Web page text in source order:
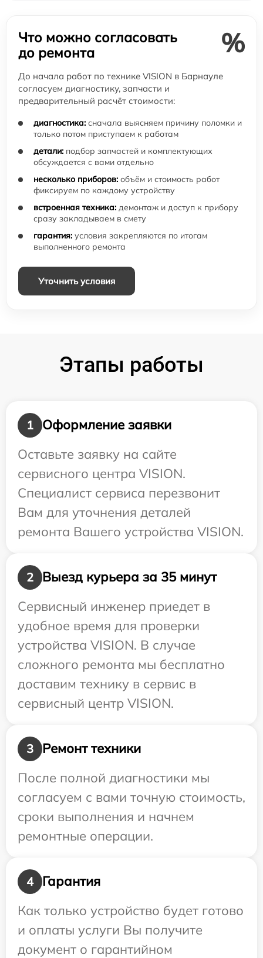
Что можно согласовать
до ремонта
%
До начала работ по технике VISION в Барнауле
согласуем диагностику, запчасти и
предварительный расчёт стоимости:
диагностика: сначала выясняем причину поломки и
только потом приступаем к работам
детали: подбор запчастей и комплектующих
обсуждается с вами отдельно
несколько приборов: объём и стоимость работ
фиксируем по каждому устройству
встроенная техника: демонтаж и доступ к прибору
сразу закладываем в смету
гарантия: условия закрепляются по итогам
выполненного ремонта
Уточнить условия
Этапы работы
1
Оформление заявки
Оставьте заявку на сайте
сервисного центра VISION.
Специалист сервиса перезвонит
Вам для уточнения деталей
ремонта Вашего устройства VISION.
2
Выезд курьера за 35 минут
Сервисный инженер приедет в
удобное время для проверки
устройства VISION. В случае
сложного ремонта мы бесплатно
доставим технику в сервис в
сервисный центр VISION.
3
Ремонт техники
После полной диагностики мы
согласуем с вами точную стоимость,
сроки выполнения и начнем
ремонтные операции.
4
Гарантия
Как только устройство будет готово
и оплаты услуги Вы получите
документ о гарантийном